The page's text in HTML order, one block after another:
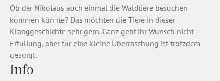
Ob der Nikolaus auch einmal die Waldtiere besuchen
kommen könnte? Das möchten die Tiere in dieser
Klanggeschichte sehr gern. Ganz geht ihr Wunsch nicht
Erfüllung, aber für eine kleine Überraschung ist trotzdem
gesorgt.
Info